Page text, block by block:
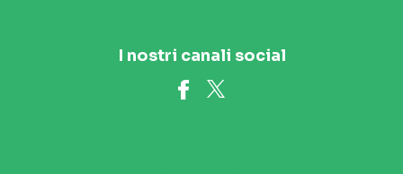
I nostri canali social